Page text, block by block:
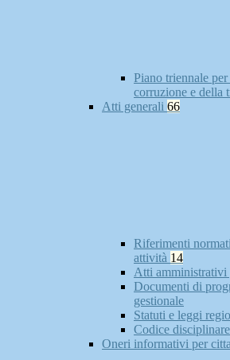
Piano triennale
corruzione e della
Atti generali 66
Riferimenti
attività 14
Atti amministrativi
Documenti di
gestionale
Statuti e leggi
Codice
Oneri informativi per